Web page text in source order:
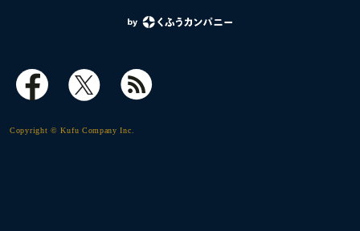
Copyright © Kufu Company Inc.